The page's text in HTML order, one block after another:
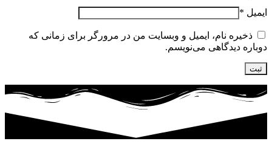
ایمیل *
ذخیره نام، ایمیل و وبسایت من در مرورگر برای زمانی که
دوباره دیدگاهی می‌نویسم.